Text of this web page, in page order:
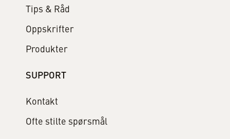
Tips & Råd
Oppskrifter
Produkter
SUPPORT
Kontakt
Ofte stilte spørsmål